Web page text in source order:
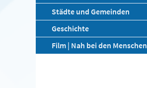
Städte und Gemeinden
Geschichte
Film | Nah bei den Menschen